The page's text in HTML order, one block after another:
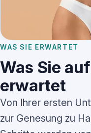
WAS SIE ERWARTET
Was Sie
erwartet
Von Ihrer ersten
zur Genesung zu